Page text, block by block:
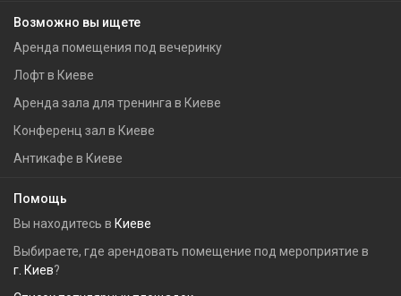
Возможно вы ищете
Аренда помещения под вечеринку
Лофт в Киеве
Аренда зала для тренинга в Киеве
Конференц зал в Киеве
Антикафе в Киеве
Помощь
Вы находитесь в Киеве
Выбираете, где арендовать помещение под мероприятие в
г. Киев?